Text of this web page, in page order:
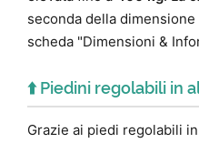
seconda della
scheda "Dimensioni &
⬆️ Piedini regolabili in
Grazie ai piedi regolabili